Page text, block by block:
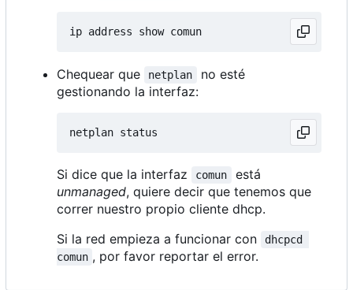
Chequear que netplan
no esté
gestionando la interfaz:
Si dice que la interfaz comun
está
unmanaged, quiere decir que tenemos que
correr nuestro propio cliente dhcp.
Si la red empieza a funcionar con
dhcpcd
comun , por favor reportar el error.